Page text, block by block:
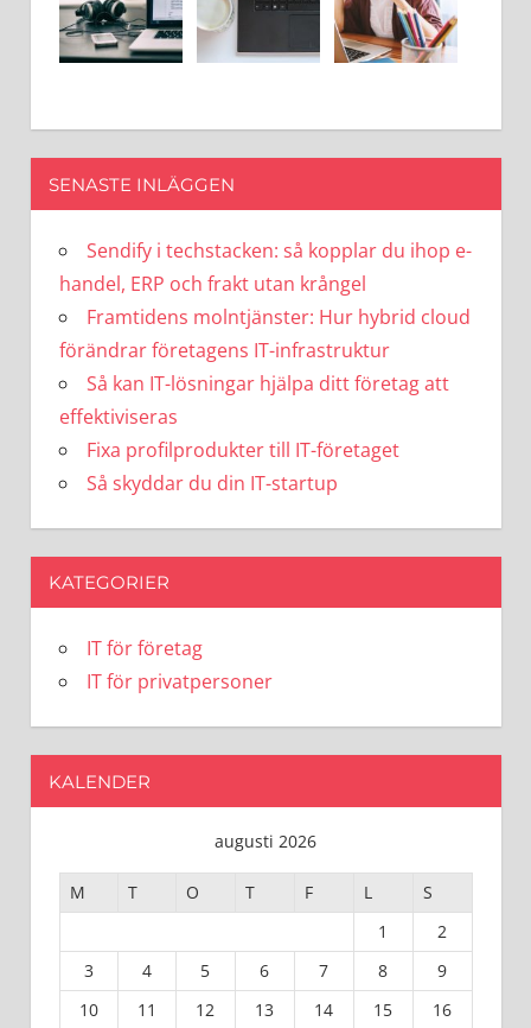
SENASTE INLÄGGEN
Sendify i techstacken: så kopplar du ihop e-
handel, ERP och frakt utan krångel
Framtidens molntjänster: Hur hybrid cloud
förändrar företagens IT-infrastruktur
Så kan IT-lösningar hjälpa ditt företag att
effektiviseras
Fixa profilprodukter till IT-företaget
Så skyddar du din IT-startup
KATEGORIER
IT för företag
IT för privatpersoner
KALENDER
augusti 2026
M T O T F L
S
1
2
3
4 5 6 7 8
9
10
11 12 13 14 15 16